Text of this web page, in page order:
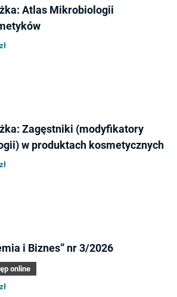
Atlas Mikrobiologii
Zagęstniki (modyfikatory
w produktach kosmetycznych
i Biznes” nr 3/2026
online